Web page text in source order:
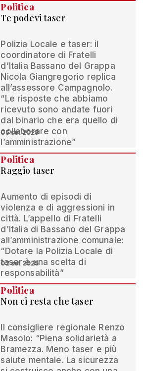
Politica
Te podevi taser
Polizia Locale e taser: il
coordinatore di Fratelli
d’Italia Bassano del Grappa
Nicola Giangregorio replica
all’assessore Campagnolo.
“Le risposte che abbiamo
ricevuto sono andate fuori
dal binario che era quello di
collaborare con
l’amministrazione”
05 set 2025
Politica
Raggio taser
Aumento di episodi di
violenza e di aggressioni in
città. L’appello di Fratelli
d’Italia di Bassano del Grappa
all’amministrazione comunale:
“Dotare la Polizia Locale di
taser è una scelta di
responsabilità”
02 set 2025
Politica
Non ci resta che taser
Il consigliere regionale Renzo
Masolo: “Piena solidarietà a
Bramezza. Meno taser e più
salute mentale. La sicurezza